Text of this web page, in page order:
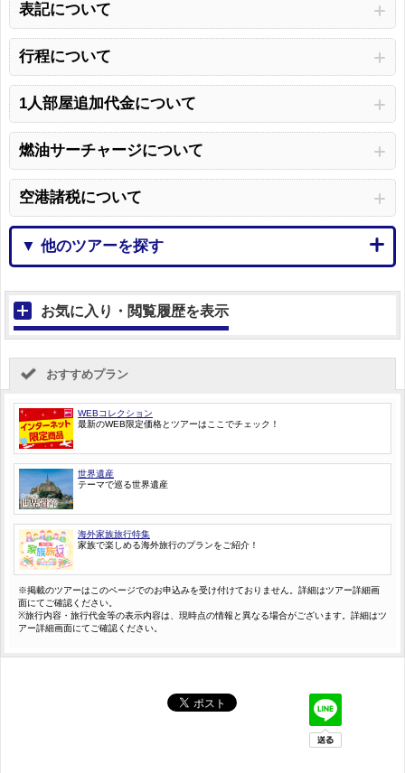
表記について
行程について
1人部屋追加代金について
燃油サーチャージについて
空港諸税について
▼ 他のツアーを探す
お気に入り・閲覧履歴を表示
おすすめプラン
WEBコレクション
最新のWEB限定価格とツアーはここでチェック！
世界遺産
テーマで巡る世界遺産
海外家族旅行特集
家族で楽しめる海外旅行のプランをご紹介！
※掲載のツアーはこのページでのお申込みを受け付けておりません。詳細はツアー詳細画
面にてご確認ください。
※旅行内容・旅行代金等の表示内容は、現時点の情報と異なる場合がございます。詳細はツ
アー詳細画面にてご確認ください。